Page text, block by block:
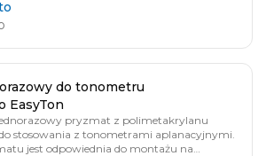
do tonometru
EasyTon
pryzmat z polimetakrylanu
stosowania z tonometrami aplanacyjnymi.
jest odpowiednia do montażu na